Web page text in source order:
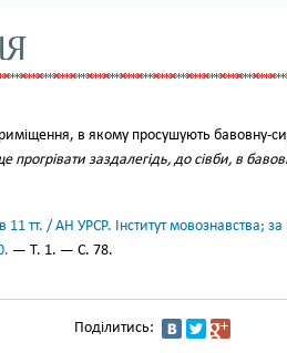
в якому просушують бавовну-
прогрівати заздалегідь, до сівби, в
11 тт. / АН УРСР. Інститут мовознавства;
— Т. 1. — С. 78.
Поділитись: